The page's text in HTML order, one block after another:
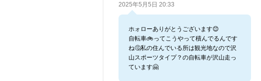
2025年5月5日 20:33
ホォローありがとうございます😊
自転車🚲ってこうやって積んでるんです
ね🤔私の住んでいる所は観光地なので沢
山スポーツタイプ？の自転車が沢山走っ
ています🤗